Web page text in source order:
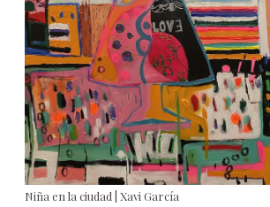
Niña en la ciudad | Xavi García